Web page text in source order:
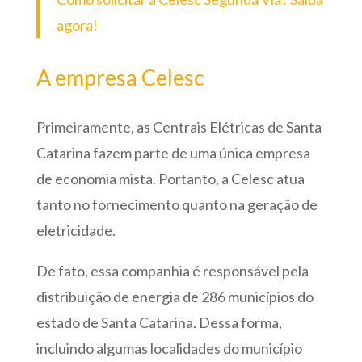
agora!
A empresa Celesc
Primeiramente, as Centrais Elétricas de Santa
Catarina fazem parte de uma única empresa
de economia mista. Portanto, a Celesc atua
tanto no fornecimento quanto na geração de
eletricidade.
De fato, essa companhia é responsável pela
distribuição de energia de 286 municípios do
estado de Santa Catarina. Dessa forma,
incluindo algumas localidades do município